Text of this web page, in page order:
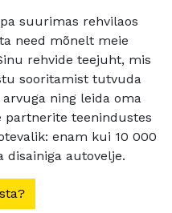
suurimas rehvilaos
need mõnelt meie
rehvide teejuht, mis
sooritamist tutvuda
ning leida oma
partnerite teenindustes
enam kui 10 000
disainiga autovelje.